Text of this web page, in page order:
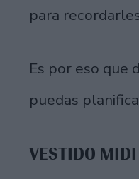
para
Es por eso que
puedas
VESTIDO